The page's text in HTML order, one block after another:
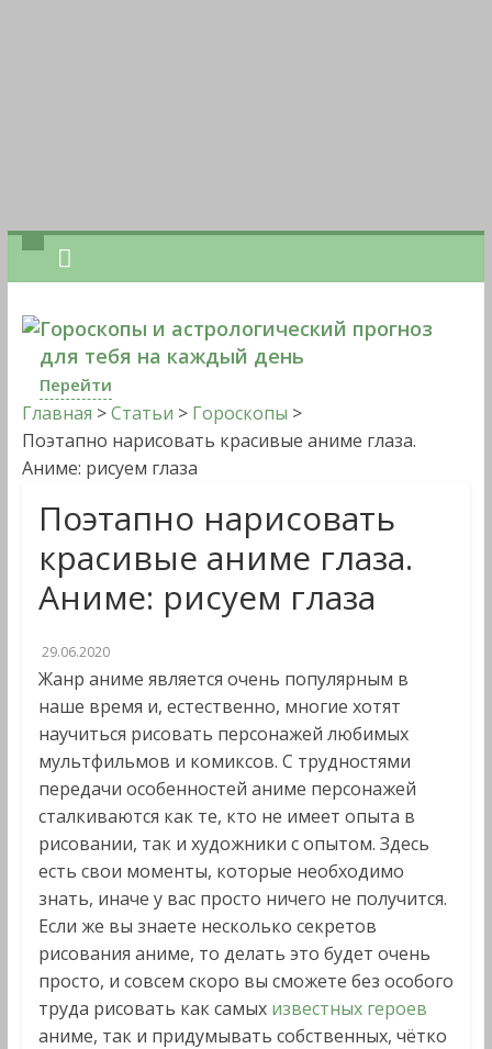
Гороскопы и астрологический прогноз
для тебя на каждый день
Перейти
Главная >Статьи > Гороскопы >
Поэтапно нарисовать красивые аниме глаза.
Аниме: рисуем глаза
Поэтапно нарисовать
красивые аниме глаза.
Аниме: рисуем глаза
29.06.2020
Жанр аниме является очень популярным в
наше время и, естественно, многие хотят
научиться рисовать персонажей любимых
мультфильмов и комиксов. С трудностями
передачи особенностей аниме персонажей
сталкиваются как те, кто не имеет опыта в
рисовании, так и художники с опытом. Здесь
есть свои моменты, которые необходимо
знать, иначе у вас просто ничего не получится.
Если же вы знаете несколько секретов
рисования аниме, то делать это будет очень
просто, и совсем скоро вы сможете без особого
труда рисовать как самых известных героев
аниме, так и придумывать собственных, чётко